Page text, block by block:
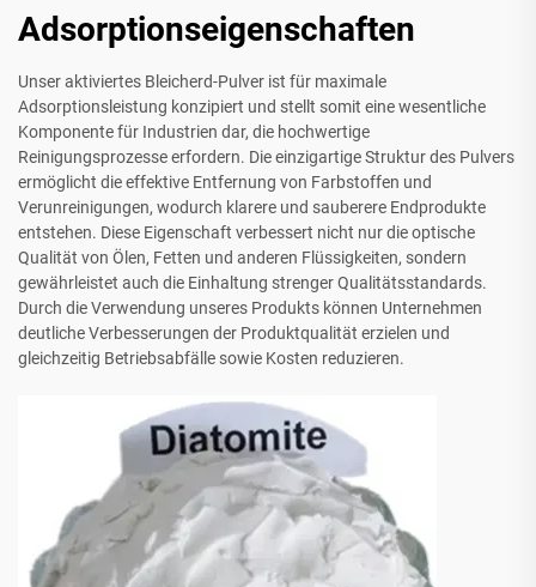
Adsorptionseigenschaften
Unser aktiviertes Bleicherd-Pulver ist für maximale
Adsorptionsleistung konzipiert und stellt somit eine wesentliche
Komponente für Industrien dar, die hochwertige
Reinigungsprozesse erfordern. Die einzigartige Struktur des Pulvers
ermöglicht die effektive Entfernung von Farbstoffen und
Verunreinigungen, wodurch klarere und sauberere Endprodukte
entstehen. Diese Eigenschaft verbessert nicht nur die optische
Qualität von Ölen, Fetten und anderen Flüssigkeiten, sondern
gewährleistet auch die Einhaltung strenger Qualitätsstandards.
Durch die Verwendung unseres Produkts können Unternehmen
deutliche Verbesserungen der Produktqualität erzielen und
gleichzeitig Betriebsabfälle sowie Kosten reduzieren.